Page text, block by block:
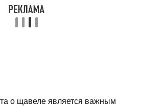
о щавеле является важным